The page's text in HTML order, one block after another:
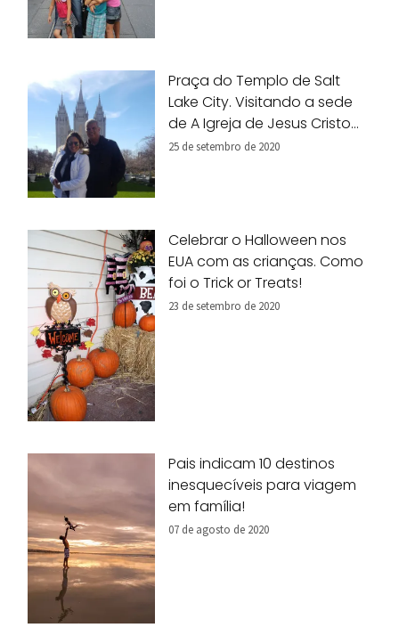
Praça do Templo de Salt
Lake City. Visitando a sede
de A Igreja de Jesus Cristo
dos Santos dos Últimos Dias.
25 de setembro de 2020
Celebrar o Halloween nos
EUA com as crianças. Como
foi o Trick or Treats!
23 de setembro de 2020
Pais indicam 10 destinos
inesquecíveis para viagem
em família!
07 de agosto de 2020